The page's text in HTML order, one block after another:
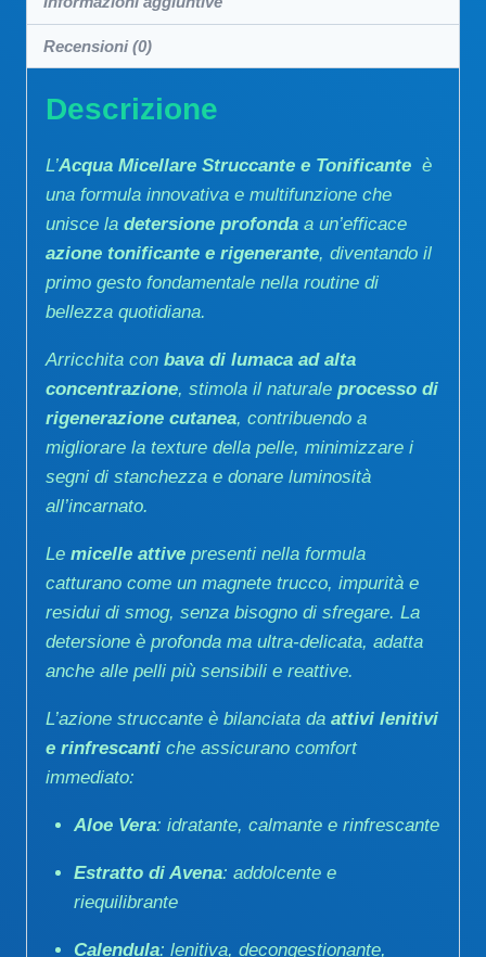
Recensioni (0)
Descrizione
L’Acqua Micellare Struccante e Tonificante è
una formula innovativa e multifunzione che
unisce la detersione profonda a un’efficace
azione tonificante e rigenerante, diventando il
primo gesto fondamentale nella routine di
bellezza quotidiana.
Arricchita con bava di lumaca ad alta
concentrazione, stimola il naturale processo di
rigenerazione cutanea, contribuendo a
migliorare la texture della pelle, minimizzare i
segni di stanchezza e donare luminosità
all’incarnato.
Le micelle attive presenti nella formula
catturano come un magnete trucco, impurità e
residui di smog, senza bisogno di sfregare. La
detersione è profonda ma ultra-delicata, adatta
anche alle pelli più sensibili e reattive.
L’azione struccante è bilanciata da attivi lenitivi
e rinfrescanti che assicurano comfort
immediato:
Aloe Vera: idratante, calmante e rinfrescante
Estratto di Avena: addolcente e
riequilibrante
Calendula: lenitiva, decongestionante,